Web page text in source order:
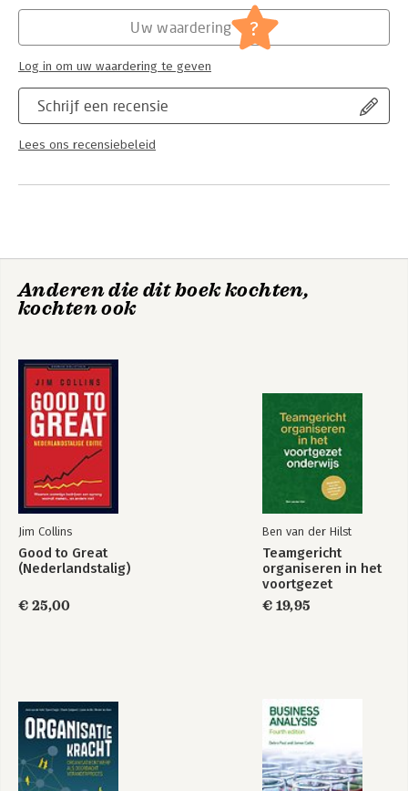
Emerald Points
Schrijf een recensie
Lees ons recensiebeleid
Uw waardering ?
Log in om uw waardering te geven
Anderen die dit boek kochten,
kochten ook
Jim Collins
Good to Great
(Nederlandstalig)
€ 25,00
Ben van der Hilst
Teamgericht
organiseren in het
voortgezet
onderwijs
€ 19,95